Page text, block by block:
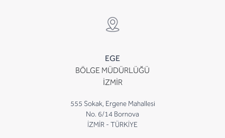
EGE
BÖLGE MÜDÜRLÜĞÜ
İZMİR
555 Sokak, Ergene Mahallesi
No. 6/14 Bornova
İZMİR - TÜRKİYE